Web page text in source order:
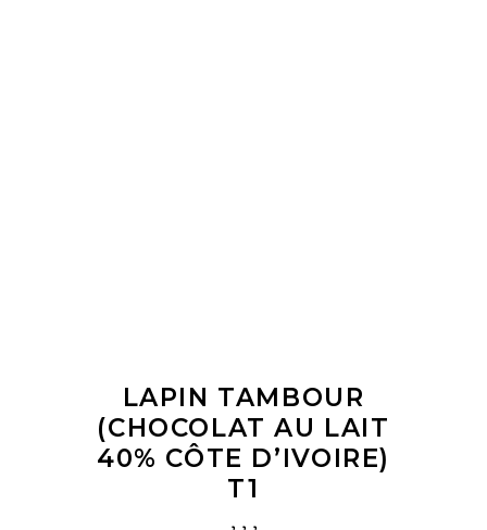
LAPIN TAMBOUR
(CHOCOLAT AU LAIT
40% CÔTE D’IVOIRE)
T1
, , ,